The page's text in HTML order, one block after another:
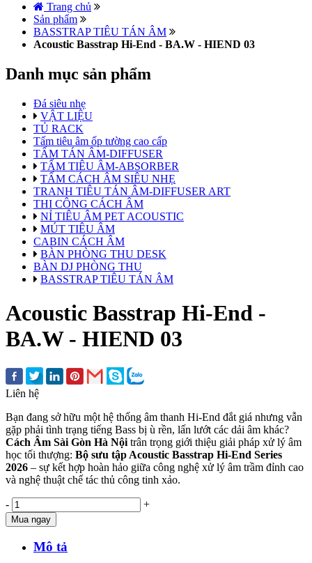
Trang chủ
Sản phẩm
BASSTRAP TIÊU TÁN ÂM
Acoustic Basstrap Hi-End - BA.W - HIEND 03
Danh mục sản phẩm
Đá siêu nhẹ
VẬT LIỆU
TỦ RACK
Tấm tiêu âm ốp tường cao cấp
TẤM TÁN ÂM-DIFFUSER
TẤM TIÊU ÂM-ABSORBER
TẤM CÁCH ÂM SIÊU NHẸ
TRANH TIÊU TÁN ÂM-DIFFUSER ART
THI CÔNG CÁCH ÂM
NỈ TIÊU ÂM PET ACOUSTIC
MÚT TIÊU ÂM
CABIN CÁCH ÂM
BÀN PHÒNG THU DESK
BÀN DJ PHÒNG THU
BASSTRAP TIÊU TÁN ÂM
Acoustic Basstrap Hi-End -
BA.W - HIEND 03
Liên hệ
Bạn đang sở hữu một hệ thống âm thanh Hi-End đắt giá nhưng vẫn
gặp phải tình trạng tiếng Bass bị ù rền, lấn lướt các dải âm khác?
Cách Âm Sài Gòn Hà Nội trân trọng giới thiệu giải pháp xử lý âm
học tối thượng: Bộ sưu tập Acoustic Basstrap Hi-End Series
2026 – sự kết hợp hoàn hảo giữa công nghệ xử lý âm trầm đỉnh cao
và nghệ thuật chế tác thủ công tinh xảo.
- +
Mua ngay
Mô tả